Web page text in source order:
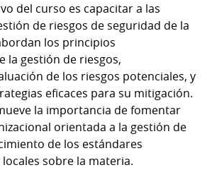
del curso es capacitar a las
de riesgos de seguridad de la
los principios
la gestión de riesgos,
de los riesgos potenciales, y
eficaces para su mitigación.
la importancia de fomentar
orientada a la gestión de
de los estándares
sobre la materia.